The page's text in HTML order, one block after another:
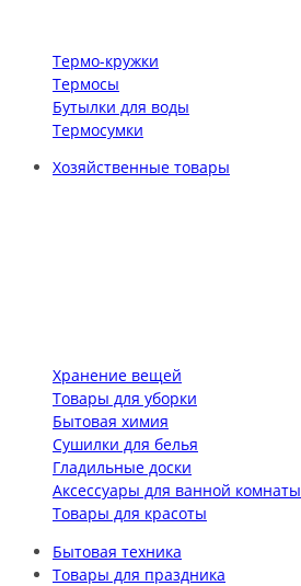
Термо-кружки
Термосы
Бутылки для воды
Термосумки
Хозяйственные товары
Хранение вещей
Товары для уборки
Бытовая химия
Сушилки для белья
Гладильные доски
Аксессуары для ванной комнаты
Товары для красоты
Бытовая техника
Товары для праздника